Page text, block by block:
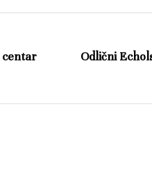
centar
Odlični